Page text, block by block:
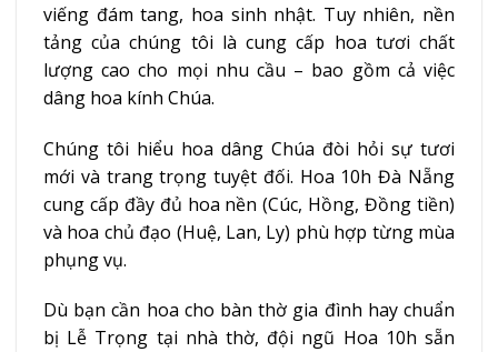
viếng đám tang, hoa sinh nhật. Tuy nhiên, nền
tảng của chúng tôi là cung cấp hoa tươi chất
lượng cao cho mọi nhu cầu – bao gồm cả việc
dâng hoa kính Chúa.
Chúng tôi hiểu hoa dâng Chúa đòi hỏi sự tươi
mới và trang trọng tuyệt đối. Hoa 10h Đà Nẵng
cung cấp đầy đủ hoa nền (Cúc, Hồng, Đồng tiền)
và hoa chủ đạo (Huệ, Lan, Ly) phù hợp từng mùa
phụng vụ.
Dù bạn cần hoa cho bàn thờ gia đình hay chuẩn
bị Lễ Trọng tại nhà thờ, đội ngũ Hoa 10h sẵn